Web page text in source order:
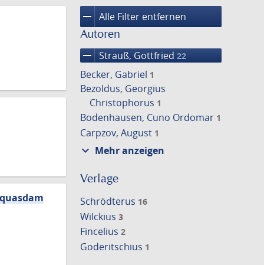
remove Alle Filter entfernen
Autoren
remove Strauß, Gottfried 22
Becker, Gabriel 1
Bezoldus, Georgius
Christophorus 1
Bodenhausen, Cuno Ordomar 1
Carpzov, August 1
expand_more Mehr anzeigen
Verlage
Schrödterus 16
Wilckius 3
Fincelius 2
Goderitschius 1